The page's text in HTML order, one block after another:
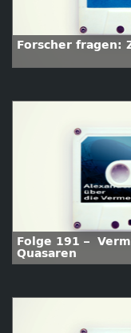
Forscher fragen:
Folge 191 –
Quasaren